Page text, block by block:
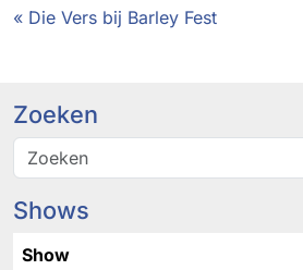
« Die Vers bij Barley Fest
Zoeken
Shows
Show